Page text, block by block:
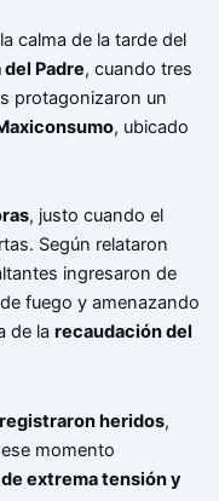
calma de la tarde del
del Padre, cuando tres
protagonizaron un
, ubicado
, justo cuando el
Según relataron
ingresaron de
fuego y amenazando
de la recaudación del
heridos,
momento
extrema tensión y